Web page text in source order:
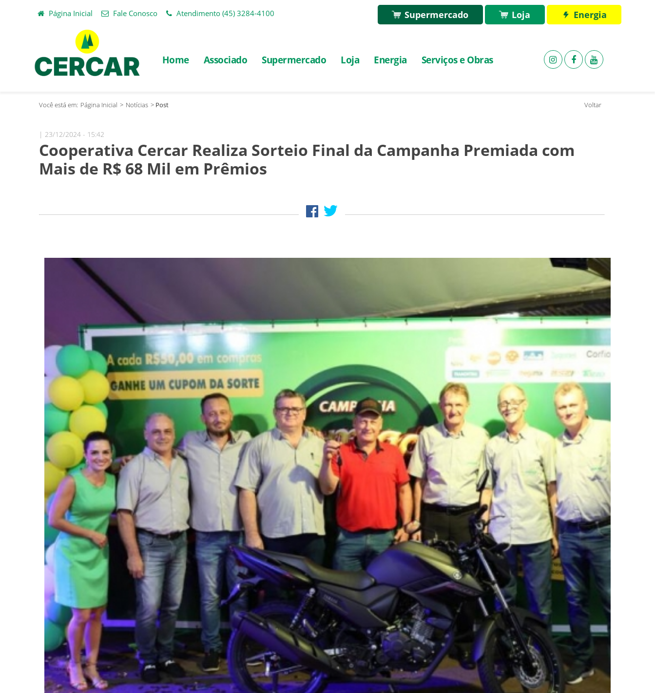
Página Inicial Fale Conosco Atendimento(45) 3284-4100 Supermercado Loja Energia
Home Associado Supermercado Loja Energia Serviços e Obras
Você está em: Página Inicial > Notícias > Post Voltar
| 23/12/2024 - 15:42
Cooperativa Cercar Realiza Sorteio Final da Campanha Premiada com
Mais de R$ 68 Mil em Prêmios